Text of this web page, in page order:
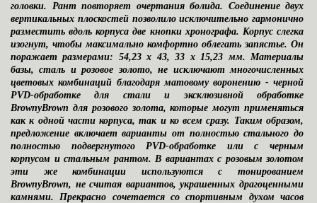
головки. Рант повторяет очертания болида. Соединение двух
вертикальных плоскостей позволило исключительно гармонично
разместить вдоль корпуса две кнопки хронографа. Корпус слегка
изогнут, чтобы максимально комфортно облегать запястье. Он
поражает размерами: 54,23 х 43, 33 х 15,23 мм. Материалы
базы, сталь и розовое золото, не исключают многочисленных
цветовых комбинаций благодаря матовому воронению - черной
PVD-обработке для стали и эксклюзивной обработке
BrownyBrown для розового золота, которые могут применяться
как к одной части корпуса, так и ко всем сразу. Таким образом,
предложение включает варианты от полностью стального до
полностью подвергнутогоPVD-обработке или с черным
корпусом и стальным рантом. В вариантах с розовым золотом
эти же комбинации используются с тонированием
BrownyBrown, не считая вариантов, украшенных драгоценными
камнями. Прекрасно сочетается со спортивным духом часов